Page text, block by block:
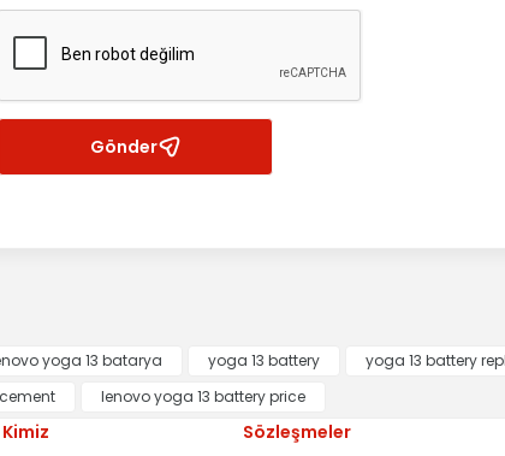
Gönder
yoga 13 batarya yoga 13 battery yoga 13 battery
lenovo yoga 13 battery price
Kimiz Sözleşmeler